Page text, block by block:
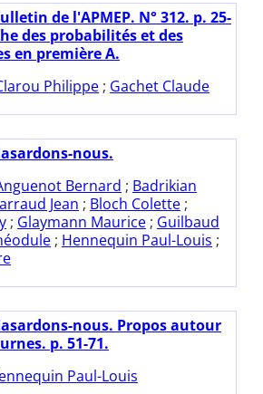
de l'APMEP. N° 312. p. 25-
des probabilités et des
en première A.
Philippe ; Gachet Claude
nous.
Bernard ; Badrikian
Jean ; Bloch Colette ;
; Glaymann Maurice ; Guilbaud
; Hennequin Paul-Louis ;
nous. Propos autour
p. 51-71.
Paul-Louis